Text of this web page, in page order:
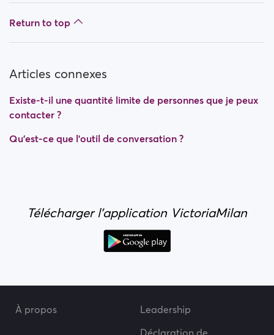
Return to top
Articles connexes
Existe-t-il une quantité limite de personnes que je peux
contacter ?
Qu'est-ce que l'outil de conversation ?
Télécharger l'application VictoriaMilan
À propos
Leadership
Déclaration de